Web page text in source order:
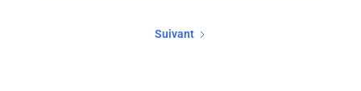
Suivant